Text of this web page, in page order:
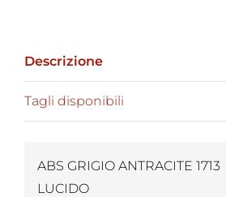
Descrizione
Tagli disponibili
ABS GRIGIO ANTRACITE
LUCIDO